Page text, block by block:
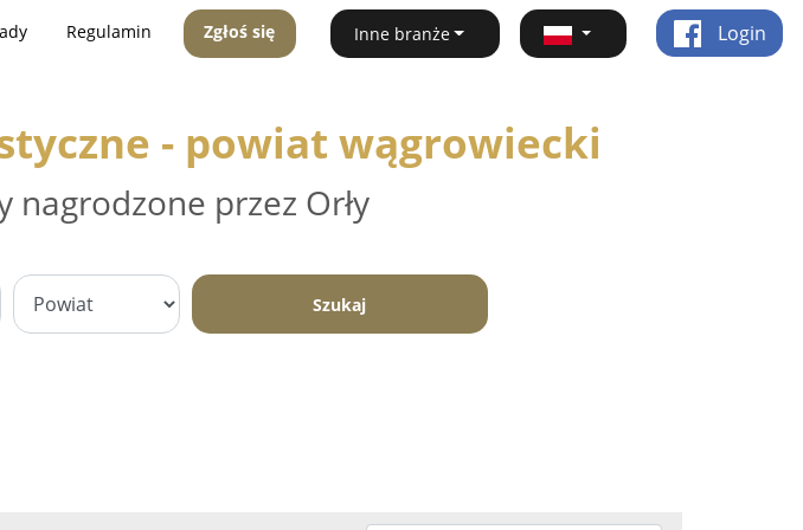
Regulamin Zgłoś się Inne branże Login
- powiat wągrowiecki
przez Orły
Szukaj